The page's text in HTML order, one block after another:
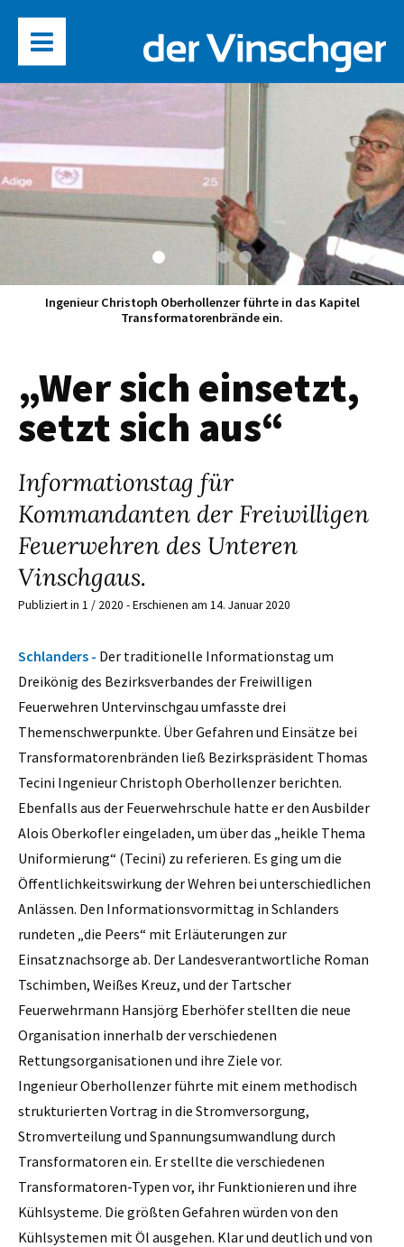
Ingenieur Christoph Oberhollenzer führte in das Kapitel
Transformatorenbrände ein.
„Wer sich einsetzt,
setzt sich aus“
Informationstag für
Kommandanten der Freiwilligen
Feuerwehren des Unteren
Vinschgaus.
Publiziert in 1 / 2020 - Erschienen am 14. Januar 2020
Schlanders - Der traditionelle Informationstag um
Dreikönig des Bezirksverbandes der Freiwilligen
Feuerwehren Untervinschgau umfasste drei
Themenschwerpunkte. Über Gefahren und Einsätze bei
Transformatorenbränden ließ Bezirkspräsident Thomas
Tecini Ingenieur Christoph Oberhollenzer berichten.
Ebenfalls aus der Feuerwehrschule hatte er den Ausbilder
Alois Oberkofler eingeladen, um über das „heikle Thema
Uniformierung“ (Tecini) zu referieren. Es ging um die
Öffentlichkeitswirkung der Wehren bei unterschiedlichen
Anlässen. Den Informationsvormittag in Schlanders
rundeten „die Peers“ mit Erläuterungen zur
Einsatznachsorge ab. Der Landesverantwortliche Roman
Tschimben, Weißes Kreuz, und der Tartscher
Feuerwehrmann Hansjörg Eberhöfer stellten die neue
Organisation innerhalb der verschiedenen
Rettungsorganisationen und ihre Ziele vor.
Ingenieur Oberhollenzer führte mit einem methodisch
strukturierten Vortrag in die Stromversorgung,
Stromverteilung und Spannungsumwandlung durch
Transformatoren ein. Er stellte die verschiedenen
Transformatoren-Typen vor, ihr Funktionieren und ihre
Kühlsysteme. Die größten Gefahren würden von den
Kühlsystemen mit Öl ausgehen. Klar und deutlich und von